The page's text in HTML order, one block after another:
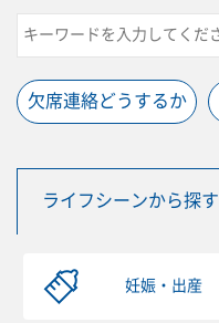
欠席連絡どうするか
ライフシーンから探す
妊娠・出産